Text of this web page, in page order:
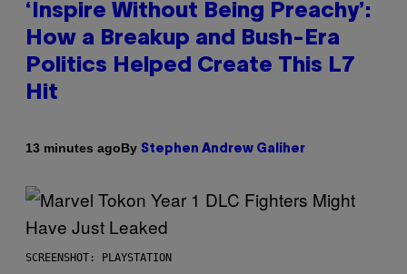
‘Inspire Without Being Preachy’:
How a Breakup and Bush-Era
Politics Helped Create This L7
Hit
13 minutes agoBy Stephen Andrew Galiher
SCREENSHOT: PLAYSTATION